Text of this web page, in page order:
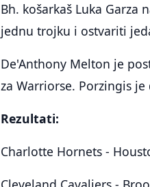
Bh. košarkaš Luka
jednu trojku i ostvariti
De'Anthony Melton je
za Warriorse. Porzingis
Rezultati:
Charlotte Hornets -